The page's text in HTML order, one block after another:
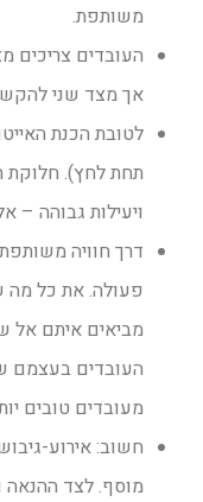
משותפת.
העובדים צריכים
אך מצד שני
תחת לחץ). חלוקת
ויעילות גבוהה –
דרך חוויה
פעולה. את כל מה
מביאים איתם אל
העובדים בעצמם
מעובדים טובים
חשוב: אירוע-
מוסף. לצד ההנאה